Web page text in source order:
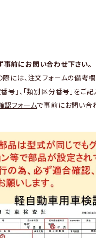
前にお問い合わせ下さい。
際には、注文フォームの備考欄
番号」、「類別区分番号」をご記
認フォームで事前にお問い合